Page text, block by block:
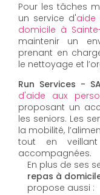
Pour les tâches
un service d'aide
domicile à
maintenir un
prenant en
le nettoyage et
Run Services -
d'aide aux
proposant un
les seniors. Les
la mobilité,
tout en
accompagnées.
En plus de ses
repas à
propose aussi :